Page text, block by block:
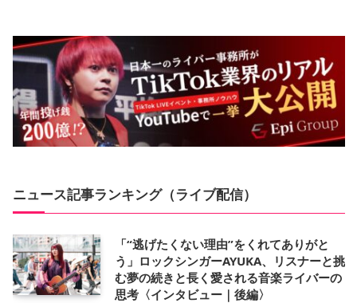
ニュース記事ランキング（ライブ配信）
「“逃げたくない理由”をくれてありがと
う」ロックシンガーAYUKA、リスナーと挑
む夢の続きと長く愛される音楽ライバーの
思考〈インタビュー｜後編〉